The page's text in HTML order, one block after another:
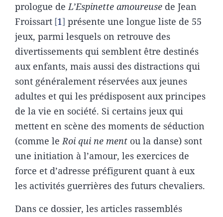
prologue deL’Espinette amoureuse de Jean
Froissart 1 présente une longue liste de 55
jeux, parmi lesquels on retrouve des
divertissements qui semblent être destinés
aux enfants, mais aussi des distractions qui
sont généralement réservées aux jeunes
adultes et qui les prédisposent aux principes
de la vie en société. Si certains jeux qui
mettent en scène des moments de séduction
(comme leRoi qui ne ment ou la danse) sont
une initiation à l’amour, les exercices de
force et d’adresse préfigurent quant à eux
les activités guerrières des futurs chevaliers.
Dans ce dossier, les articles rassemblés